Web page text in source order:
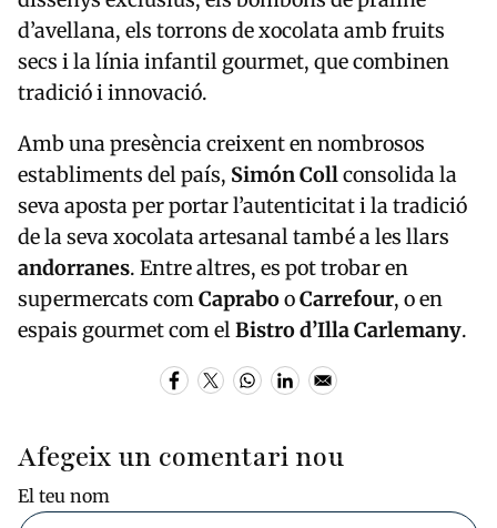
d’avellana, els torrons de xocolata amb fruits
secs i la línia infantil gourmet, que combinen
tradició i innovació.
Amb una presència creixent en nombrosos
establiments del país, Simón Collconsolida la
seva aposta per portar l’autenticitat i la tradició
de la seva xocolata artesanal també a les llars
andorranes. Entre altres, es pot trobar en
supermercats comCaprabooCarrefour, o en
espais gourmet com elBistro d’Illa Carlemany.
Afegeix un comentari nou
El teu nom